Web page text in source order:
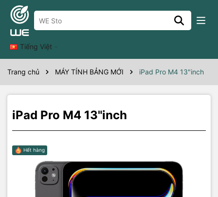
Tiếng Việt
Trang chủ MÁY TÍNH BẢNG MỚI iPad Pro M4 13"inch
iPad Pro M4 13"inch
Hết hàng
Thông số kỹ thuật